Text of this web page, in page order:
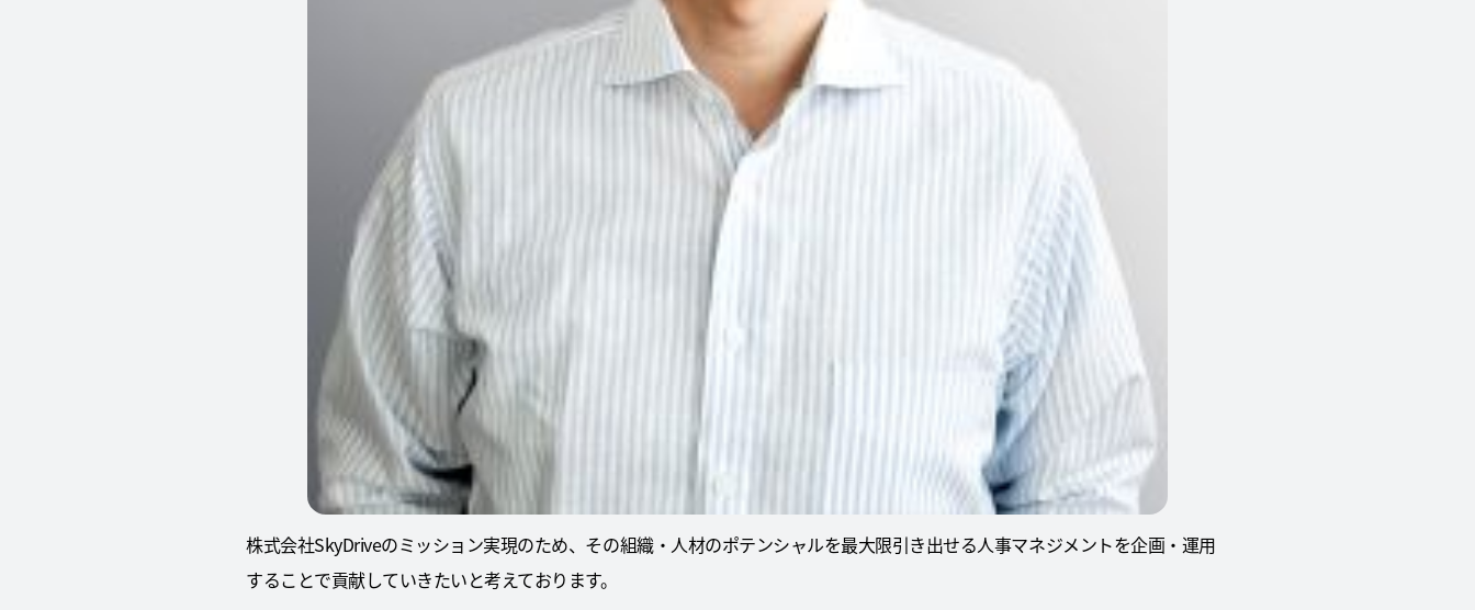
株式会社SkyDriveのミッション実現のため、その組織・人材のポテンシャルを最大限引き出せる人事マネジメントを企画・運用
することで貢献していきたいと考えております。